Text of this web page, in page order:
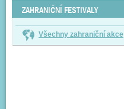
ZAHRANIČNÍ FESTIVALY
Všechny zahraniční akce